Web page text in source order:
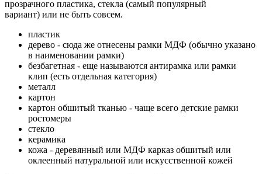
прозрачного пластика, стекла (самый популярный
вариант) или не быть совсем.
пластик
дерево - сюда же отнесены рамки МДФ (обычно указано
в наименовании рамки)
безбагетная - еще называются антирамка или рамки
клип (есть отдельная категория)
металл
картон
картон обшитый тканью - чаще всего детские рамки
ростомеры
стекло
керамика
кожа - деревянный или МДФ карказ обшитый или
оклеенный натуральной или искусственной кожей